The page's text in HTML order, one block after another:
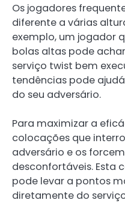
Os jogadores
diferente a várias
exemplo, um jogador
bolas altas pode
serviço twist bem
tendências pode
do seu adversário.
Para maximizar a
colocações que
adversário e os
desconfortáveis. Esta
pode levar a pontos
diretamente do